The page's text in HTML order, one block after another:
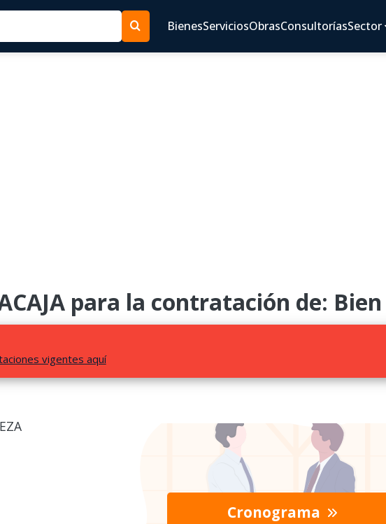
BienesServiciosObrasConsultoríasSector
para la contratación de: Bien
vigentes aquí
Cronograma